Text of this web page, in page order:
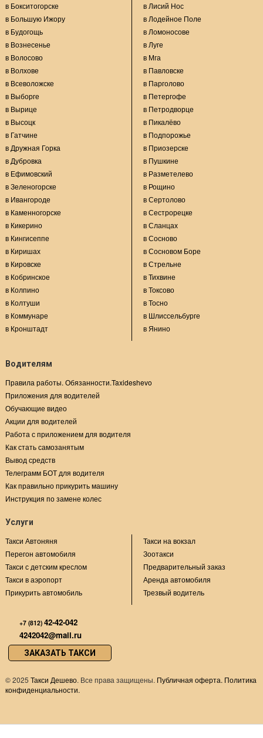
в Бокситогорске
в Большую Ижору
в Будогощь
в Вознесенье
в Волосово
в Волхове
в Всеволожске
в Выборге
в Вырице
в Высоцк
в Гатчине
в Дружная Горка
в Дубровка
в Ефимовский
в Зеленогорске
в Ивангороде
в Каменногорске
в Кикерино
в Кингисеппе
в Киришах
в Кировске
в Кобринское
в Колпино
в Колтуши
в Коммунаре
в Кронштадт
в Лисий Нос
в Лодейное Поле
в Ломоносове
в Луге
в Мга
в Павловске
в Парголово
в Петергофе
в Петродворце
в Пикалёво
в Подпорожье
в Приозерске
в Пушкине
в Разметелево
в Рощино
в Сертолово
в Сестрорецке
в Сланцах
в Сосново
в Сосновом Боре
в Стрельне
в Тихвине
в Токсово
в Тосно
в Шлиссельбурге
в Янино
Водителям
Правила работы. Обязанности.Taxideshevo
Приложения для водителей
Обучающие видео
Акции для водителей
Работа с приложением для водителя
Как стать самозанятым
Вывод средств
Телеграмм БОТ для водителя
Как правильно прикурить машину
Инструкция по замене колес
Услуги
Такси Автоняня
Перегон автомобиля
Такси с детским креслом
Такси в аэропорт
Прикурить автомобиль
Такси на вокзал
Зоотакси
Предварительный заказ
Аренда автомобиля
Трезвый водитель
+7 (812) 42-42-042
4242042@mail.ru
ЗАКАЗАТЬ ТАКСИ
©2025 Такси Дешево. Все права защищены. Публичная оферта. Политика
конфиденциальности.